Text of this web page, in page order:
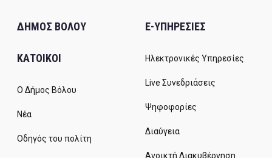
ΔΗΜΟΣ ΒΟΛΟΥ
ΚΑΤΟΙΚΟΙ
Ο Δήμος Βόλου
Νέα
Οδηγός του πολίτη
E-ΥΠΗΡΕΣΙΕΣ
Ηλεκτρονικές Υπηρεσίες
Live Συνεδριάσεις
Ψηφοφορίες
Διαύγεια
Ανοικτή Διακυβέρνηση